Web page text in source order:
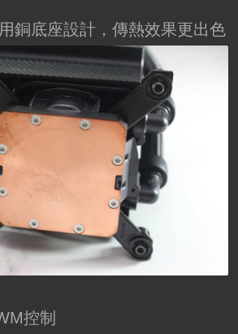
銅底座設計，傳熱效果更出色
控制